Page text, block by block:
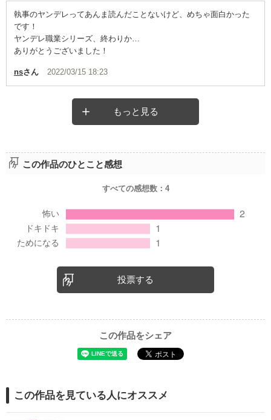
執事のヤンデレってあんま読んだことないけど、めちゃ面白かった
です！
ヤンデレ職業シリーズ、終わりか…
ありがとうございました！
nsさん 2022/03/15 18:23
もっと見る
この作品のひとこと感想
すべての感想数： 4
投票する
この作品をシェア
この作品を見ている人にオススメ